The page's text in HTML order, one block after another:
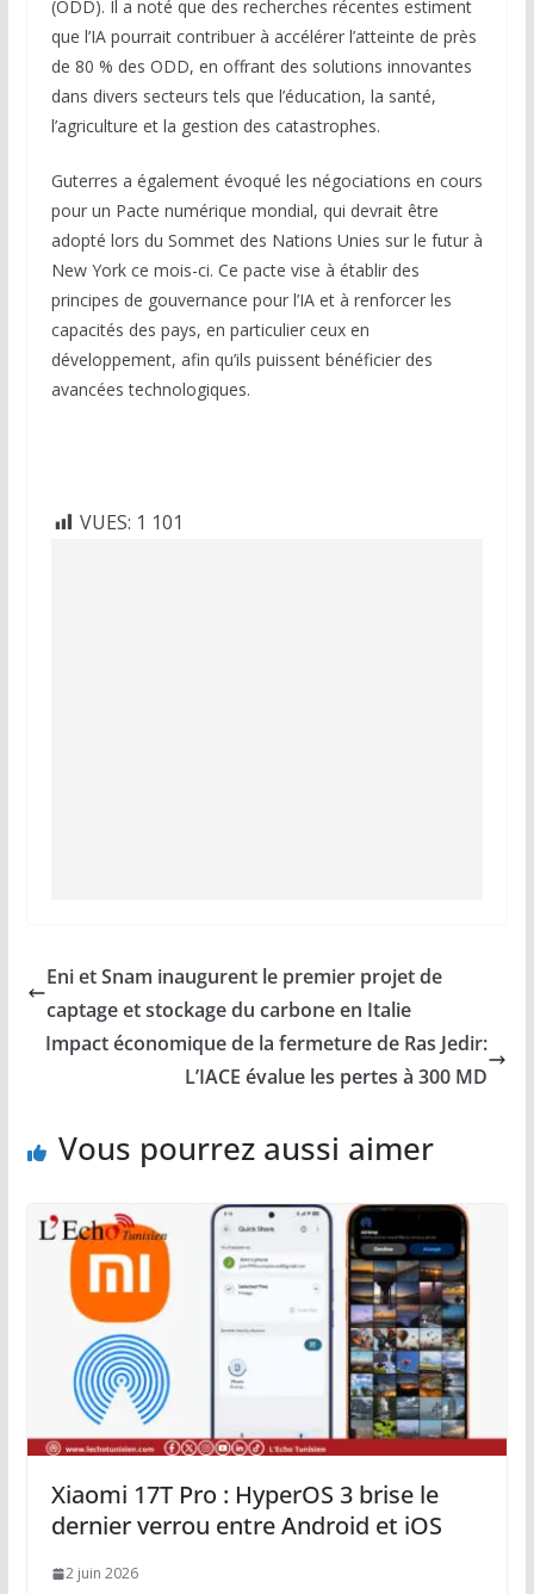
(ODD). Il a noté que des recherches récentes estiment
que l’IA pourrait contribuer à accélérer l’atteinte de près
de 80 % des ODD, en offrant des solutions innovantes
dans divers secteurs tels que l’éducation, la santé,
l’agriculture et la gestion des catastrophes.
Guterres a également évoqué les négociations en cours
pour un Pacte numérique mondial, qui devrait être
adopté lors du Sommet des Nations Unies sur le futur à
New York ce mois-ci. Ce pacte vise à établir des
principes de gouvernance pour l’IA et à renforcer les
capacités des pays, en particulier ceux en
développement, afin qu’ils puissent bénéficier des
avancées technologiques.
VUES: 1 101
Eni et Snam inaugurent le premier projet de
captage et stockage du carbone en Italie
Impact économique de la fermeture de Ras Jedir:
L’IACE évalue les pertes à 300 MD
Vous pourrez aussi aimer
Xiaomi 17T Pro : HyperOS 3 brise le
dernier verrou entre Android et iOS
2 juin 2026